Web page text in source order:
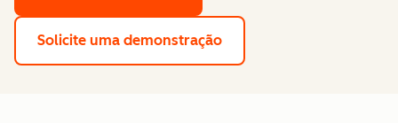
Solicite uma demonstração